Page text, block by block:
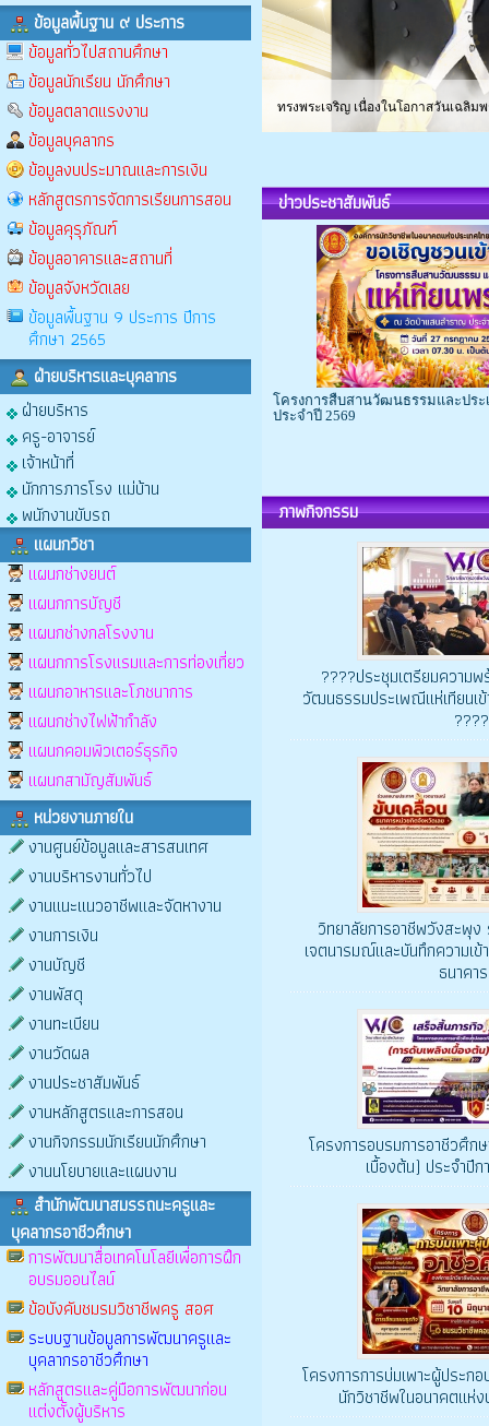
ข้อมูลพื้นฐาน ๙ ประการ
ข้อมูลทั่วไปสถานศึกษา
ข้อมูลนักเรียน นักศึกษา
ข้อมูลตลาดแรงงาน
ข้อมูลบุคลากร
ข้อมูลงบประมาณและการเงิน
หลักสูตรการจัดการเรียนการสอน
ข้อมูลคุรุภัณฑ์
ข้อมูลอาคารและสถานที่
ข้อมูลจังหวัดเลย
ข้อมูลพื้นฐาน 9 ประการ ปีการ
ศึกษา 2565
ฝ่ายบริหารและบุคลากร
ฝ่ายบริหาร
ครู-อาจารย์
เจ้าหน้าที่
นักการภารโรง แม่บ้าน
พนักงานขับรถ
แผนกวิชา
แผนกช่างยนต์
แผนกการบัญชี
แผนกช่างกลโรงงาน
แผนกการโรงแรมและการท่องเที่ยว
แผนกอาหารและโภชนาการ
แผนกช่างไฟฟ้ากำลัง
แผนกคอมพิวเตอร์ธุรกิจ
แผนกสามัญสัมพันธ์
หน่วยงานภายใน
งานศูนย์ข้อมูลและสารสนเทศ
งานบริหารงานทั่วไป
งานแนะแนวอาชีพและจัดหางาน
งานการเงิน
งานบัญชี
งานพัสดุ
งานทะเบียน
งานวัดผล
งานประชาสัมพันธ์
งานหลักสูตรและการสอน
งานกิจกรรมนักเรียนนักศึกษา
งานนโยบายและแผนงาน
สำนักพัฒนาสมรรถนะครูและ
บุคลากรอาชีวศึกษา
การพัฒนาสื่อเทคโนโลยีเพื่อการฝึก
อบรมออนไลน์
ข้อบังคับชมรมวิชาชีพครู สอศ
ระบบฐานข้อมูลการพัฒนาครูและ
บุคลากรอาชีวศึกษา
หลักสูตรและคู่มือการพัฒนาก่อน
แต่งตั้งผู้บริหาร
ข่าวประชาสัมพันธ์
โครงการสืบสานวัฒนธรรมและปร
ประจำปี 2569
ภาพกิจกรรม
????ประชุมเตรียมความ
วัฒนธรรมประเพณีแห่เทียนเ
????️
วิทยาลัยการอาชีพวังสะพุ
เจตนารมณ์และบันทึกความเข้
ธนาคา
โครงการอบรมการอาชีวศึก
เบื้องต้น) ประจำปี
โครงการการบ่มเพาะผู้ประก
นักวิชาชีพในอนาคตแห่